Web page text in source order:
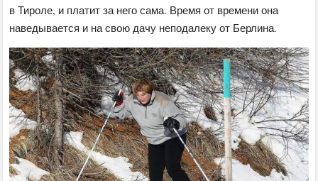
в Тироле, и платит за него сама. Время от времени она
наведывается и на свою дачу неподалеку от Берлина.